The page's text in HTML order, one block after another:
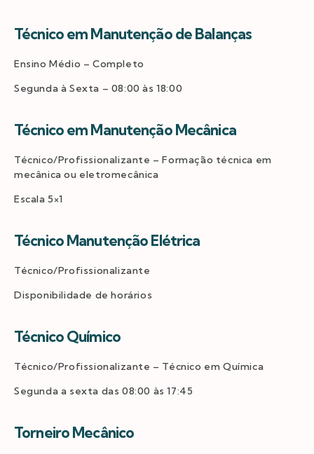
Técnico em Manutenção de Balanças
Ensino Médio – Completo
Segunda à Sexta – 08:00 às 18:00
Técnico em Manutenção Mecânica
Técnico/Profissionalizante – Formação técnica em
mecânica ou eletromecânica
Escala 5×1
Técnico Manutenção Elétrica
Técnico/Profissionalizante
Disponibilidade de horários
Técnico Químico
Técnico/Profissionalizante – Técnico em Química
Segunda a sexta das 08:00 às 17:45
Torneiro Mecânico